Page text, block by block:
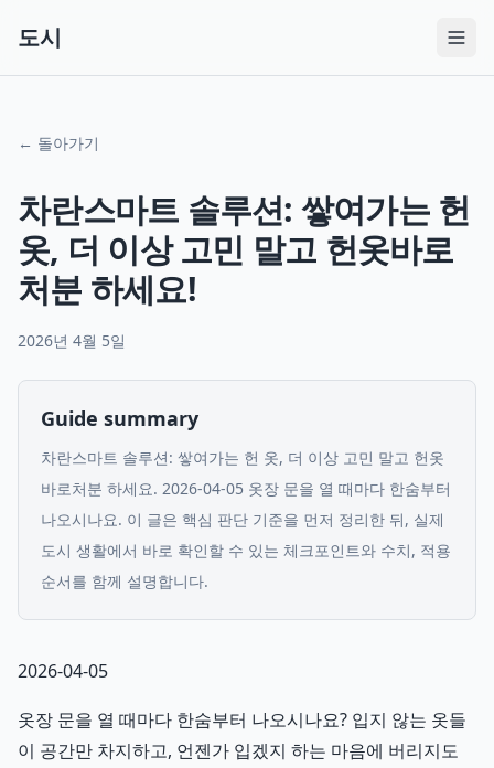
도시
← 돌아가기
차란스마트 솔루션: 쌓여가는 헌
옷, 더 이상 고민 말고 헌옷바로
처분 하세요!
2026년 4월 5일
Guide summary
차란스마트 솔루션: 쌓여가는 헌 옷, 더 이상 고민 말고 헌옷
바로처분 하세요. 2026-04-05 옷장 문을 열 때마다 한숨부터
나오시나요. 이 글은 핵심 판단 기준을 먼저 정리한 뒤, 실제
도시 생활에서 바로 확인할 수 있는 체크포인트와 수치, 적용
순서를 함께 설명합니다.
2026-04-05
옷장 문을 열 때마다 한숨부터 나오시나요? 입지 않는 옷들
이 공간만 차지하고, 언젠가 입겠지 하는 마음에 버리지도